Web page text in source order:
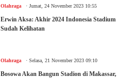
Olahraga Jumat, 24 November 2023 10:55
Erwin Aksa: Akhir 2024 Indonesia Stadium
Sudah Kelihatan
Olahraga Selasa, 21 November 2023 09:10
Bosowa Akan Bangun Stadion di Makassar,